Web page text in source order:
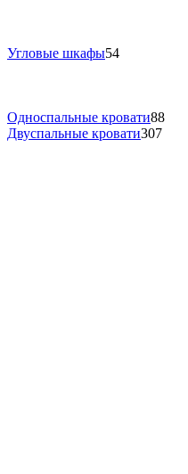
Угловые шкафы54
Односпальные кровати88
Двуспальные кровати307